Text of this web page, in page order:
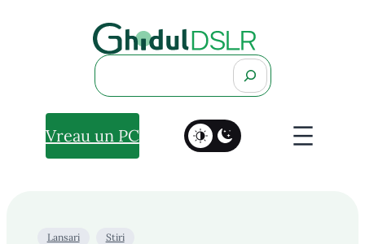
Search
Vreau un PC
Lansari Stiri